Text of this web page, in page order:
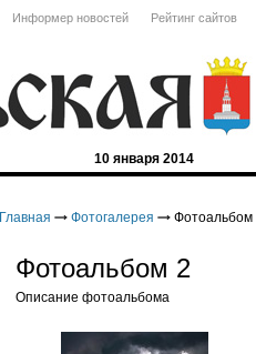
Информер новостей Рейтинг сайтов
10 января 2014
Главная Фотогалерея Фотоальбом
Фотоальбом 2
Описание фотоальбома